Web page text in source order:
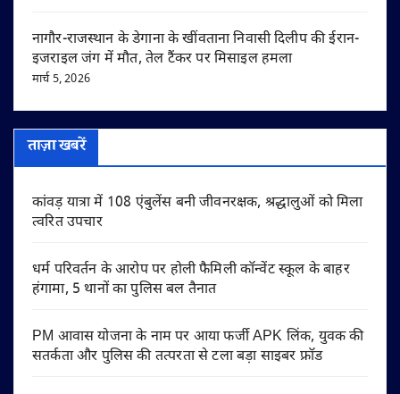
नागौर-राजस्थान के डेगाना के खींवताना निवासी दिलीप की ईरान-
इजराइल जंग में मौत, तेल टैंकर पर मिसाइल हमला
मार्च 5, 2026
ताज़ा खबरें
कांवड़ यात्रा में 108 एंबुलेंस बनी जीवनरक्षक, श्रद्धालुओं को मिला
त्वरित उपचार
धर्म परिवर्तन के आरोप पर होली फैमिली कॉन्वेंट स्कूल के बाहर
हंगामा, 5 थानों का पुलिस बल तैनात
PM आवास योजना के नाम पर आया फर्जी APK लिंक, युवक की
सतर्कता और पुलिस की तत्परता से टला बड़ा साइबर फ्रॉड